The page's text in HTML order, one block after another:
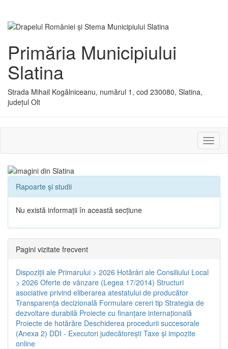
Primăria Municipiului
Slatina
Strada Mihail Kogălniceanu, numărul 1, cod 230080, Slatina,
județul Olt
sau
Rapoarte și studii
Nu există informații în această secțiune
Pagini vizitate frecvent
Dispoziţii ale Primarului > 2026 Hotărâri ale Consiliului Local
> 2026 Oferte de vânzare (Legea 17/2014) Structuri
asociative privind eliberarea atestatului de producător
Transparenţa decizională Formulare cereri tip Strategia de
dezvoltare durabilă Proiecte cu finanţare internaţională
Proiecte de hotărâre Deschiderea procedurii succesorale
(Anexa 2) DDI - Executori judecătorești Taxe şi impozite
online